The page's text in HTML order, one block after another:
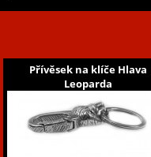
Přívěsek na klíče Hlava
Leoparda